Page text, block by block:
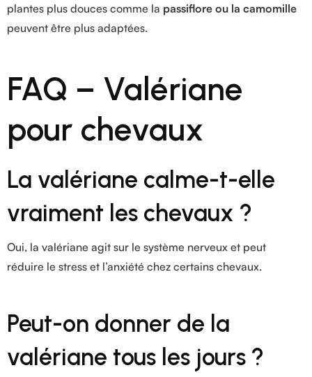
plantes plus douces comme la passiflore ou la camomille
peuvent être plus adaptées.
FAQ – Valériane
pour chevaux
La valériane calme-t-elle
vraiment les chevaux ?
Oui, la valériane agit sur le système nerveux et peut
réduire le stress et l’anxiété chez certains chevaux.
Peut-on donner de la
valériane tous les jours ?